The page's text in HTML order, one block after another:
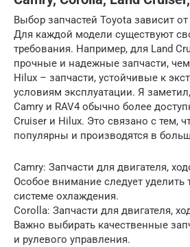
Выбор запчастей Toyota зависит
Для каждой модели существуют
требования. Например, для Land
прочные и надежные запчасти,
Hilux – запчасти, устойчивые к
условиям эксплуатации. Я
Camry и RAV4 обычно более
Cruiser и Hilux. Это связано с тем,
популярны и производятся в
Camry: Запчасти для двигателя,
Особое внимание следует уделить
системе охлаждения.
Corolla: Запчасти для двигателя,
Важно выбирать качественные
и рулевого управления.